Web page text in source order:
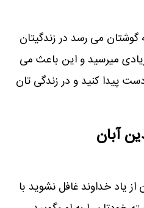
گوشتان می رسد در زندگیتان
میرسید و این باعث می
پیدا کنید و در زندگی تان
آبان
از یاد خداوند غافل نشوید با